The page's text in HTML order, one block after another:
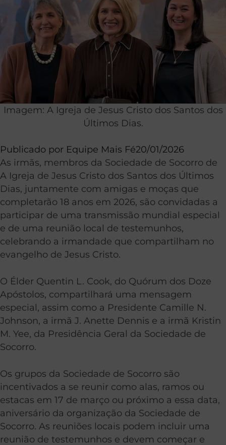
Imagem: A Igreja de Jesus Cristo dos Santos dos
Últimos Dias.
Publicado por Equipe Mais Fé20/01/2026
As irmãs, membros da Sociedade de Socorro de
A Igreja de Jesus Cristo dos Santos dos Últimos
Dias, juntamente com amigas e moças que
completarão 18 anos em 2026, são convidadas a
participar de uma transmissão mundial especial
e de uma reunião local de testemunhos,
celebrando a irmandade que compartilham no
evangelho de Jesus Cristo.
O Élder Quentin L. Cook, do Quórum dos Doze
Apóstolos, compartilhará uma mensagem
especial, assim como a Presidente Camille N.
Johnson, a irmã J. Anette Dennis e a irmã Kristin
M. Yee, da Presidência Geral da Sociedade de
Socorro.
Os grupos da Sociedade de Socorro são
incentivados a se reunir como alas, ramos ou
estacas em 17 de março ou próximo a essa data,
aniversário da organização da Sociedade de
Socorro. As reuniões locais podem incluir uma
reunião de testemunhos e devem começar e